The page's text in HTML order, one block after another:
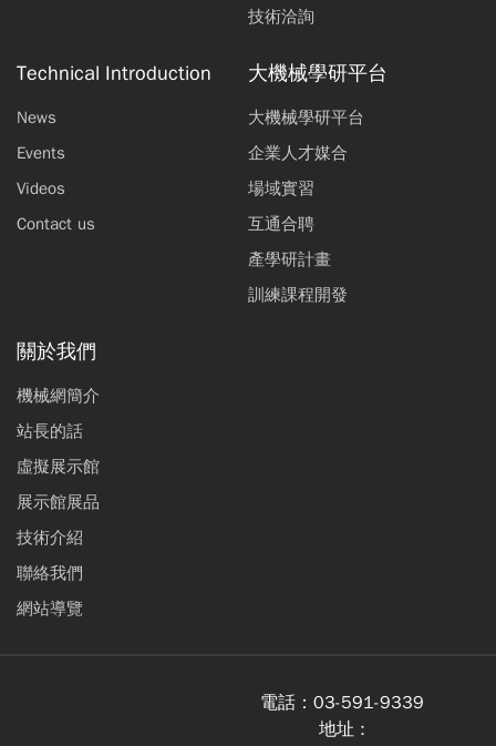
技術洽詢
Technical Introduction
News
Events
Videos
Contact us
大機械學研平台
大機械學研平台
企業人才媒合
場域實習
互通合聘
產學研計畫
訓練課程開發
關於我們
機械網簡介
站長的話
虛擬展示館
展示館展品
技術介紹
聯絡我們
網站導覽
電話： 03-591-9339
地址 :